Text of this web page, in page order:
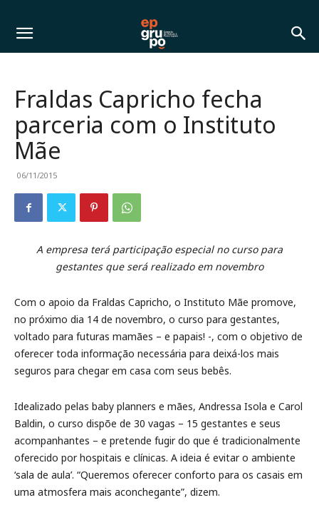
Fraldas Capricho fecha
parceria com o Instituto
Mãe
06/11/2015
A empresa terá participação especial no curso para
gestantes que será realizado em novembro
Com o apoio da Fraldas Capricho, o Instituto Mãe promove,
no próximo dia 14 de novembro, o curso para gestantes,
voltado para futuras mamães – e papais! -, com o objetivo de
oferecer toda informação necessária para deixá-los mais
seguros para chegar em casa com seus bebês.
Idealizado pelas baby planners e mães, Andressa Isola e Carol
Baldin, o curso dispõe de 30 vagas – 15 gestantes e seus
acompanhantes – e pretende fugir do que é tradicionalmente
oferecido por hospitais e clínicas. A ideia é evitar o ambiente
‘sala de aula’. “Queremos oferecer conforto para os casais em
uma atmosfera mais aconchegante”, dizem.